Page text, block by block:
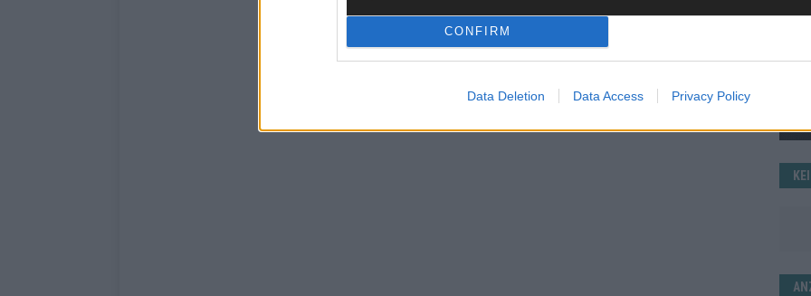
CONFIRM
Data Deletion Data Access Privacy Policy